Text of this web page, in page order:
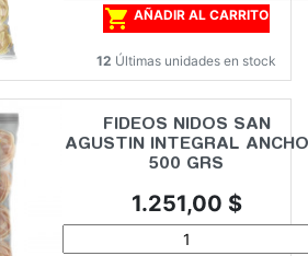
 AÑADIR AL CARRITO
12 Últimas unidades en stock
FIDEOS NIDOS SAN
AGUSTIN INTEGRAL ANCHO
500 GRS
Precio
1.251,00 $